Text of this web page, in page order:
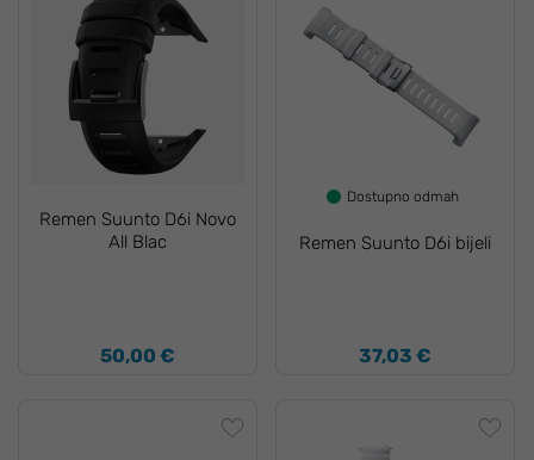
Remen Suunto D6i Novo
All Blac
50,00 €
Dostupno odmah
Remen Suunto D6i bijeli
37,03 €